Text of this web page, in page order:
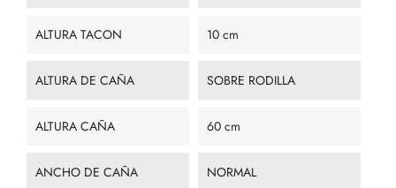
ALTURA TACON 10 cm
ALTURA DE CAÑA SOBRE RODILLA
ALTURA CAÑA 60 cm
ANCHO DE CAÑA NORMAL